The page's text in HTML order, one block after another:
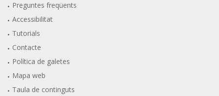
Preguntes freqüents
Accessibilitat
Tutorials
Contacte
Política de galetes
Mapa web
Taula de continguts